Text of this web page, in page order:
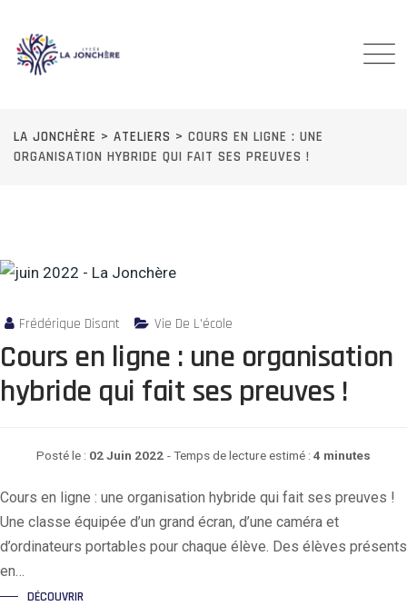
content
LA JONCHÈRE > ATELIERS > COURS EN LIGNE : UNE
ORGANISATION HYBRIDE QUI FAIT SES PREUVES !
Frédérique Disant Vie De L'école
Cours en ligne : une organisation
hybride qui fait ses preuves !
Posté le : 02 Juin 2022 - Temps de lecture estimé : 4 minutes
Cours en ligne : une organisation hybride qui fait ses preuves !
Une classe équipée d’un grand écran, d’une caméra et
d’ordinateurs portables pour chaque élève. Des élèves présents
en…
DÉCOUVRIR